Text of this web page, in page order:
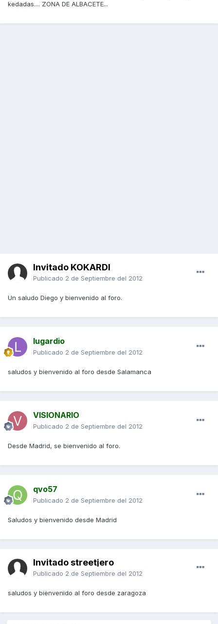
kedadas.... ZONA DE ALBACETE...
Invitado KOKARDI
Publicado 2 de Septiembre del 2012
Un saludo Diego y bienvenido al foro.
lugardio
Publicado 2 de Septiembre del 2012
saludos y bienvenido al foro desde Salamanca
VISIONARIO
Publicado 2 de Septiembre del 2012
Desde Madrid, se bienvenido al foro.
qvo57
Publicado 2 de Septiembre del 2012
Saludos y bienvenido desde Madrid
Invitado streetjero
Publicado 2 de Septiembre del 2012
saludos y bienvenido al foro desde zaragoza